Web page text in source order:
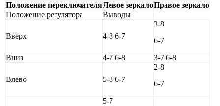
Положение переключателяЛевое зеркалоПравое зеркало
Положение регулятора
Выводы
Вверх 4-8 6-7
3-8
6-7
Вниз 4-7 6-8 3-7 6-8
Влево 5-8 6-7
2-8
6-7
5-7